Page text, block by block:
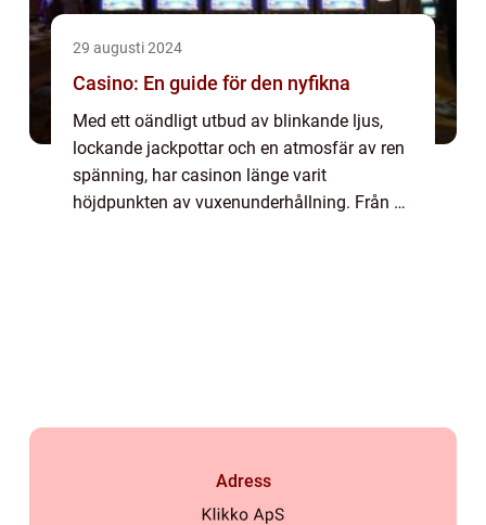
29 augusti 2024
Casino: En guide för den nyfikna
Med ett oändligt utbud av blinkande ljus,
lockande jackpottar och en atmosfär av ren
spänning, har casinon länge varit
höjdpunkten av vuxenunderhållning. Från de
Adress